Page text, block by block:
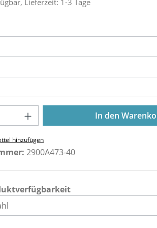
Anzahl: Gib denIn den
hinzufügen
2900A473-40